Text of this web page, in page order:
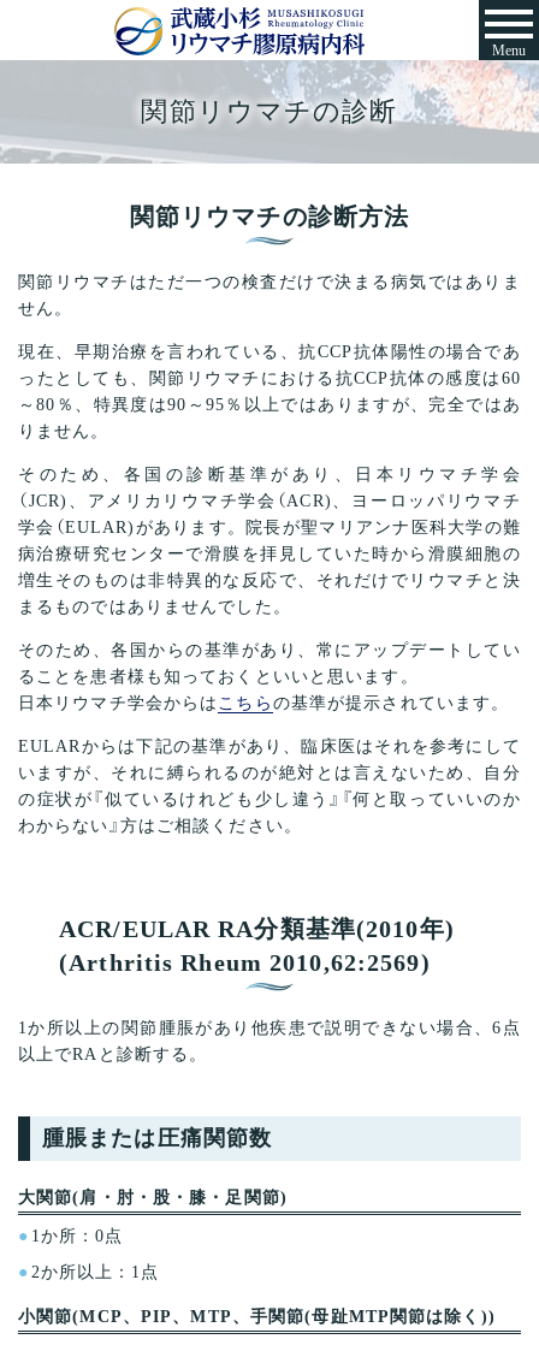
関節リウマチの診断
Menu
関節リウマチの診断方法
関節リウマチはただ一つの検査だけで決まる病気ではありま
せん。
現在、早期治療を言われている、抗CCP抗体陽性の場合であ
ったとしても、関節リウマチにおける抗CCP抗体の感度は60
～80％、特異度は90～95％以上ではありますが、完全ではあ
りません。
そのため、各国の診断基準があり、日本リウマチ学会
（JCR)、アメリカリウマチ学会（ACR)、ヨーロッパリウマチ
学会（EULAR)があります。院長が聖マリアンナ医科大学の難
病治療研究センターで滑膜を拝見していた時から滑膜細胞の
増生そのものは非特異的な反応で、それだけでリウマチと決
まるものではありませんでした。
そのため、各国からの基準があり、常にアップデートしてい
ることを患者様も知っておくといいと思います。
日本リウマチ学会からは こちら の基準が提示されています。
EULARからは下記の基準があり、臨床医はそれを参考にして
いますが、それに縛られるのが絶対とは言えないため、自分
の症状が『似ているけれども少し違う』『何と取っていいのか
わからない』方はご相談ください。
ACR/EULAR RA分類基準(2010年)
(Arthritis Rheum 2010,62:2569)
1か所以上の関節腫脹があり他疾患で説明できない場合、6点
以上でRAと診断する。
腫脹または圧痛関節数
大関節(肩・肘・股・膝・足関節)
1か所：0点
2か所以上：1点
小関節(MCP、PIP、MTP、手関節(母趾MTP関節は除く))